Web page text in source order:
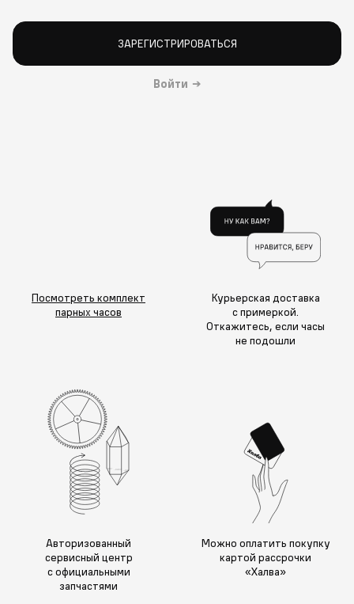
ЗАРЕГИСТРИРОВАТЬСЯ
Войти →
Посмотреть комплект
парных часов
Курьерская доставка
с примеркой.
Откажитесь, если часы
не подошли
Авторизованный
сервисный центр
с официальными
запчастями
Можно оплатить покупку
картой рассрочки
«Халва»